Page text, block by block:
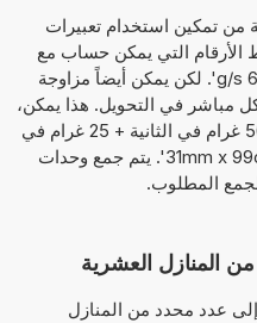
من تمكين استخدام تعبيرات
الأرقام التي يمكن حساب مع
بعضها، على سبيل المثال, '93 * 62 g/s'. لكن يمكن أيضاً مزاوجة
مباشر في التحويل. هذا يمكن،
على سبيل المثال، أن يبدو مثل: '56 غرام في الثانية + 25 غرام في
الثانية' أو '31mm x 99cm x 68dm = ? cm^3'. يتم جمع وحدات
المطلوب.
المنازل العشرية
إلى عدد محدد من المنازل